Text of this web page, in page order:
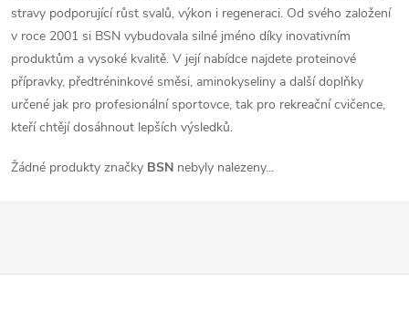
stravy podporující růst svalů, výkon i regeneraci. Od svého založení
v roce 2001 si BSN vybudovala silné jméno díky inovativním
produktům a vysoké kvalitě. V její nabídce najdete proteinové
přípravky, předtréninkové směsi, aminokyseliny a další doplňky
určené jak pro profesionální sportovce, tak pro rekreační cvičence,
kteří chtějí dosáhnout lepších výsledků.
Žádné produkty značky BSN nebyly nalezeny...